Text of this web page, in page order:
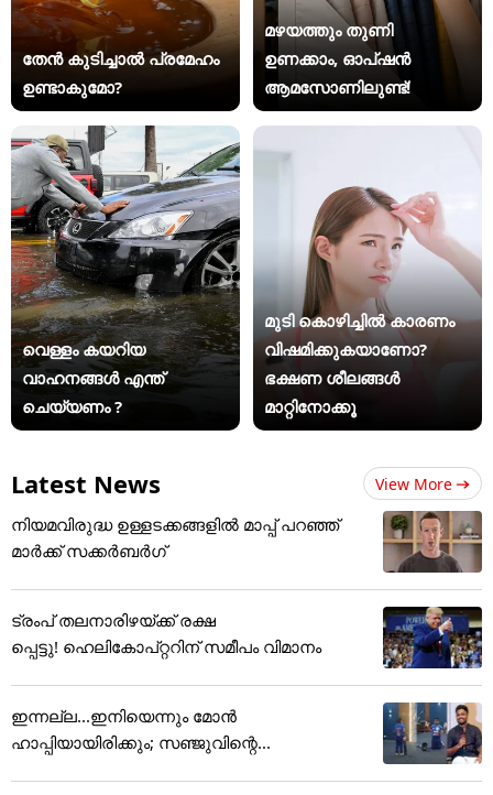
തേൻ കുടിച്ചാൽ പ്രമേഹം
ഉണ്ടാകുമോ?
മഴയത്തും തുണി
ഉണക്കാം, ഓപ്ഷൻ
ആമസോണിലുണ്ട്!
വെള്ളം കയറിയ
വാഹനങ്ങൾ എന്ത്
ചെയ്യണം ?
മുടി കൊഴിച്ചിൽ കാരണം
വിഷമിക്കുകയാണോ?
ഭക്ഷണ ശീലങ്ങൾ
മാറ്റിനോക്കൂ
Latest News View More
നിയമവിരുദ്ധ ഉള്ളടക്കങ്ങളിൽ മാപ്പ് പറഞ്ഞ്
മാർക്ക് സക്കർബർഗ്
ട്രംപ് തലനാരിഴയ്ക്ക് രക്ഷ
പ്പെട്ടു! ഹെലികോപ്റ്ററിന് സമീപം വിമാനം
ഇന്നല്ല...ഇനിയെന്നും മോന്‍
ഹാപ്പിയായിരിക്കും; സഞ്ജുവിന്റെ...